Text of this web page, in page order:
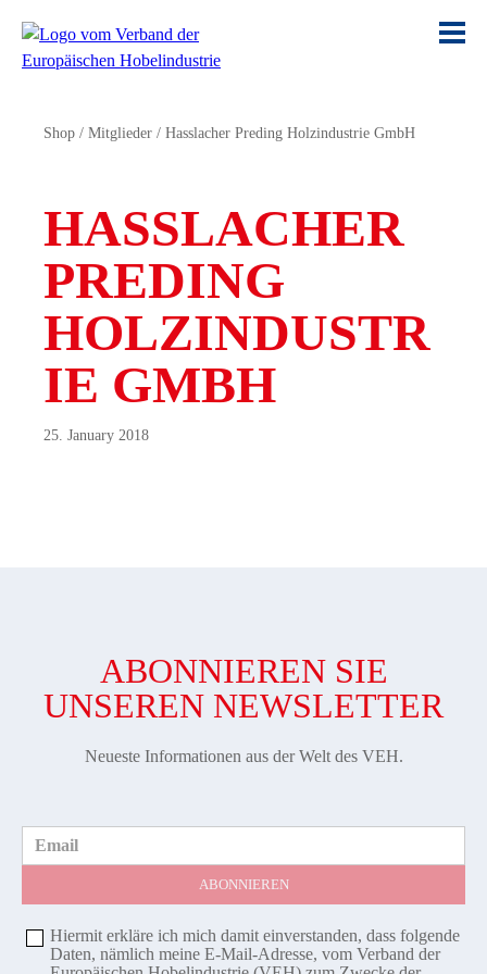
Shop / Mitglieder / Hasslacher Preding Holzindustrie GmbH
HASSLACHER
PREDING
HOLZINDUSTR
IE GMBH
25. January 2018
ABONNIEREN SIE
UNSEREN NEWSLETTER
Neueste Informationen aus der Welt des VEH.
Email
Hiermit erkläre ich mich damit einverstanden, dass folgende
Daten, nämlich meine E-Mail-Adresse, vom Verband der